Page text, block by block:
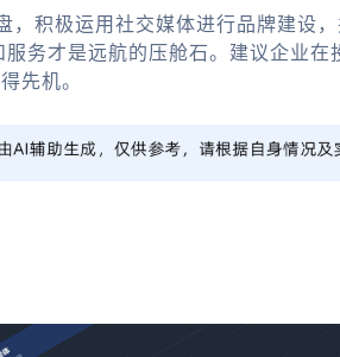
积极运用社交媒体进行品牌建设
务才是远航的压舱石。建议企业在
先机。